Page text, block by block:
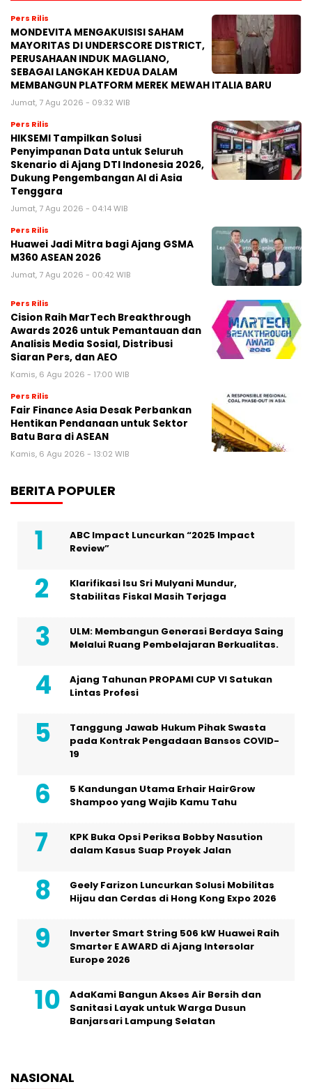
Pers Rilis
MONDEVITA MENGAKUISISI SAHAM
MAYORITAS DI UNDERSCORE DISTRICT,
PERUSAHAAN INDUK MAGLIANO,
SEBAGAI LANGKAH KEDUA DALAM
MEMBANGUN PLATFORM MEREK MEWAH ITALIA BARU
Jumat, 7 Agu 2026 - 09:32 WIB
Pers Rilis
HIKSEMI Tampilkan Solusi
Penyimpanan Data untuk Seluruh
Skenario di Ajang DTI Indonesia 2026,
Dukung Pengembangan AI di Asia
Tenggara
Jumat, 7 Agu 2026 - 04:14 WIB
Pers Rilis
Huawei Jadi Mitra bagi Ajang GSMA
M360 ASEAN 2026
Jumat, 7 Agu 2026 - 00:42 WIB
Pers Rilis
Cision Raih MarTech Breakthrough
Awards 2026 untuk Pemantauan dan
Analisis Media Sosial, Distribusi
Siaran Pers, dan AEO
Kamis, 6 Agu 2026 - 17:00 WIB
Pers Rilis
Fair Finance Asia Desak Perbankan
Hentikan Pendanaan untuk Sektor
Batu Bara di ASEAN
Kamis, 6 Agu 2026 - 13:02 WIB
BERITA POPULER
ABC Impact Luncurkan “2025 Impact
Review”
Klarifikasi Isu Sri Mulyani Mundur,
Stabilitas Fiskal Masih Terjaga
ULM: Membangun Generasi Berdaya Saing
Melalui Ruang Pembelajaran Berkualitas.
Ajang Tahunan PROPAMI CUP VI Satukan
Lintas Profesi
Tanggung Jawab Hukum Pihak Swasta
pada Kontrak Pengadaan Bansos COVID-
19
5 Kandungan Utama Erhair HairGrow
Shampoo yang Wajib Kamu Tahu
KPK Buka Opsi Periksa Bobby Nasution
dalam Kasus Suap Proyek Jalan
Geely Farizon Luncurkan Solusi Mobilitas
Hijau dan Cerdas di Hong Kong Expo 2026
Inverter Smart String 506 kW Huawei Raih
Smarter E AWARD di Ajang Intersolar
Europe 2026
AdaKami Bangun Akses Air Bersih dan
Sanitasi Layak untuk Warga Dusun
Banjarsari Lampung Selatan
NASIONAL